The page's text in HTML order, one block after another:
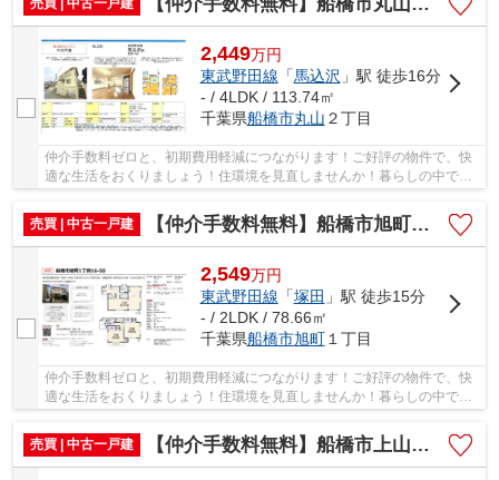
売買 | 中古一戸建
【仲介手数料無料】船橋市丸山 中古戸建て
2,449万円
東武野田線 「馬込沢 」駅 徒歩16分
- / 4LDK / 113.74㎡
千葉県船橋市丸山 ２丁目
仲介手数料ゼロと、初期費用軽減につながります！ご好評の物件で、快
適な生活をおくりましょう！住環境を見直しませんか！暮らしの中で
売買 | 中古一戸建
【仲介手数料無料】船橋市旭町 中古戸建て
2,549万円
東武野田線 「塚田 」駅 徒歩15分
- / 2LDK / 78.66㎡
千葉県船橋市旭町１丁目
仲介手数料ゼロと、初期費用軽減につながります！ご好評の物件で、快
適な生活をおくりましょう！住環境を見直しませんか！暮らしの中で
売買 | 中古一戸建
【仲介手数料無料】船橋市上山町 中古戸建て